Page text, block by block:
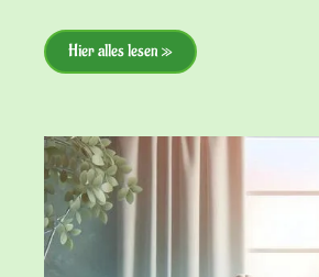
Hier alles lesen »